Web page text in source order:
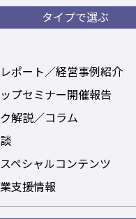
タイプで選ぶ
ポート／経営事例紹介
プセミナー開催報告
解説／コラム
ペシャルコンテンツ
支援情報